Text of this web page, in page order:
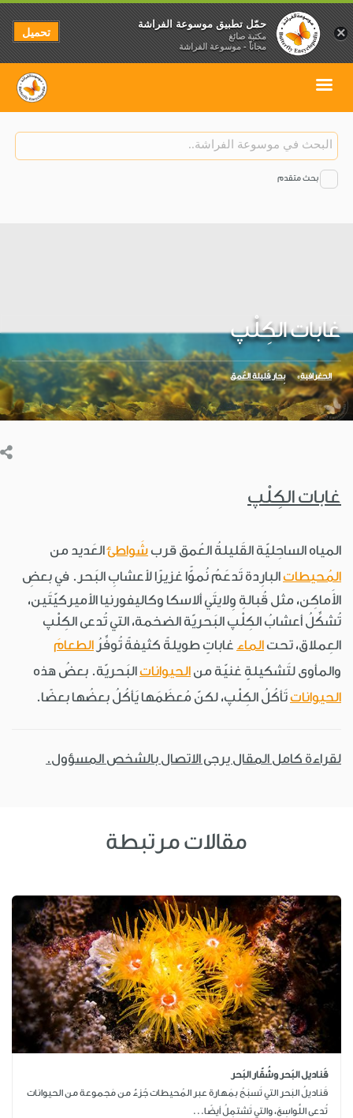
بحث متقدم
غابات الكِلْپ
الجغرافية بِحار قَليلة العُمق
غابات الكِلْپ
المياه الساحِليّة القَليلةُ العُمق قرب شَواطئالعَديد من
المُحيطاتالبارِدة تَدعَمُ نُموًّا غزيرًا لأعشابِ البَحر. في بعضِ
الأَماكِن، مثل قُبالةِ وِلايتَي ألاسكا وكاليفورنيا الأميركيّتَين،
تُشكِّلُ أعشابُ الكِلْپ البَحريّة الضخمة، التي تُدعى الكِلْپ
العِملاق، تحت الماء غاباتٍ طويلةً كثيفةً تُوفِّرُ الطعامَ
والمأوى لتَشكيلةٍ غنيّة من الحيواناتالبَحريّة. بعضُ هذه
الحيواناتتَأكُلُ الكِلْپ، لكنّ مُعظَمَها يَأكُلُ بعضُها بعضًا.
لقراءة كامل المقال يرجى الاتصال بالشخص المسؤول.
مقالات مرتبطة
قَناديل البَحر وشُقّار البَحر
قَناديلُ البَحر التي تَسبَحُ بمَهارة عبر المُحيطات جُزءٌ من مَجموعة من الحيوانات
تُدعى اللَّواسِعَ، والتي تَشتمِلُ أيضًا...
×
حمّل تطبيق موسوعة الفراشة
مكتبة صائغ
مجاناً - موسوعة الفراشة
تحميل